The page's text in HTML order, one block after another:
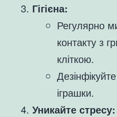
Гігієна:
Регулярно
контакту з
кліткою.
іграшки.
Уникайте стресу: